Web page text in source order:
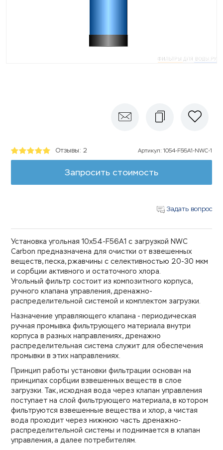
Отзывы: 2 Артикул:1054-F56A1-NWC-1
Запросить стоимость
Задать вопрос
Установка угольная 10х54-F56A1 с загрузкой NWC
Carbon предназначена для очистки от взвешенных
веществ, песка, ржавчины с селективностью 20-30 мкм
и сорбции активного и остаточного хлора.
Угольный фильтр состоит из композитного корпуса,
ручного клапана управления, дренажно-
распределительной системой и комплектом загрузки.
Назначение управляющего клапана - периодическая
ручная промывка фильтрующего материала внутри
корпуса в разных направлениях, дренажно
распределительная система служит для обеспечения
промывки в этих направлениях.
Принцип работы установки фильтрации основан на
принципах сорбции взвешенных веществ в слое
загрузки. Так, исходная вода через клапан управления
поступает на слой фильтрующего материала, в котором
фильтруются взвешенные вещества и хлор, а чистая
вода проходит через нижнюю часть дренажно-
распределительной системы и поднимается в клапан
управления, а далее потребителям.